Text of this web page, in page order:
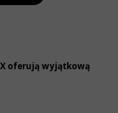
oferują wyjątkową